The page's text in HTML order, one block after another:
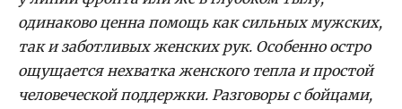
одинаково ценна помощь как сильных мужских,
так и заботливых женских рук. Особенно остро
ощущается нехватка женского тепла и простой
человеческой поддержки. Разговоры с бойцами,